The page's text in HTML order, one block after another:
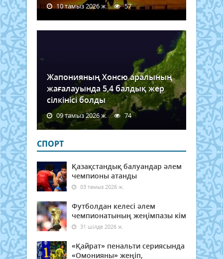
10 тамыз 2026 ж. 57
Жапонияның Хонсю аралының
жағалауында 5,4 балдық жер
сілкінісі болды
09 тамыз 2026 ж. 74
СПОРТ
Қазақстандық балуандар әлем
чемпионы атанды
03 тамыз 2026 ж.
Футболдан келесі әлем
чемпионатының жеңімпазы кім
31 шілде 2026 ж.
«Қайрат» пенальти сериясында
«Омонияны» жеңіп,